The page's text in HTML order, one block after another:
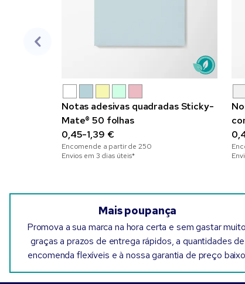
Notas adesivas quadradas Sticky-
Mate® 50 folhas
0,45-1,39 €
Encomende a partir de 250
Envios em 3 dias úteis*
e
Mais poupança
Promova a sua marca na hora certa e sem gastar
graças a prazos de entrega rápidos, a quantidades de
encomenda flexíveis e à nossa garantia de preço